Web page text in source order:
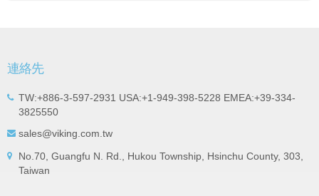
連絡先
TW:+886-3-597-2931 USA:+1-949-398-5228 EMEA:+39-334-
3825550
sales@viking.com.tw
No.70, Guangfu N. Rd., Hukou Township, Hsinchu County, 303,
Taiwan